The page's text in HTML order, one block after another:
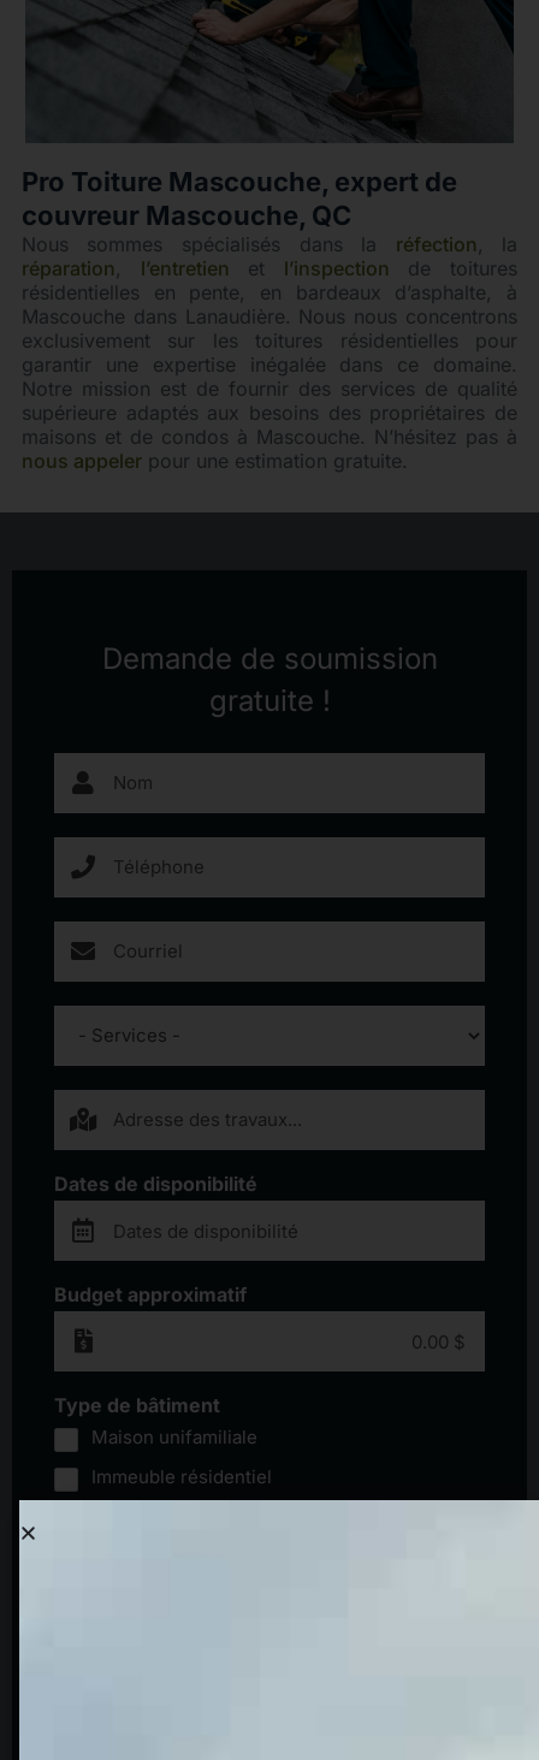
Pro Toiture Mascouche, expert de
couvreur Mascouche, QC
Nous sommes spécialisés dans la réfection , la
réparation , l’entretien et l’inspection de toitures
résidentielles en pente, en bardeaux d’asphalte, à
Mascouche dans Lanaudière. Nous nous concentrons
exclusivement sur les toitures résidentielles pour
garantir une expertise inégalée dans ce domaine.
Notre mission est de fournir des services de qualité
supérieure adaptés aux besoins des propriétaires de
maisons et de condos à Mascouche. N’hésitez pas à
nous appelerpour une estimation gratuite.
Demande de soumission
gratuite !
Dates de disponibilité
Budget approximatif
Type de bâtiment
Maison unifamiliale
Immeuble résidentiel